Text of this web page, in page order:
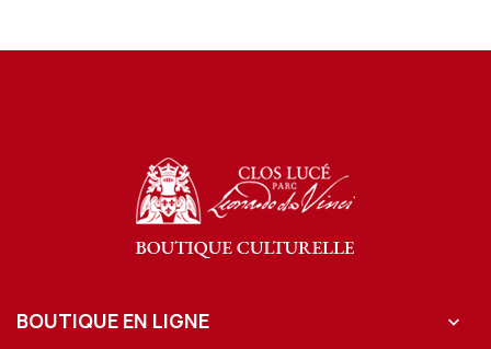
BOUTIQUE EN LIGNE 